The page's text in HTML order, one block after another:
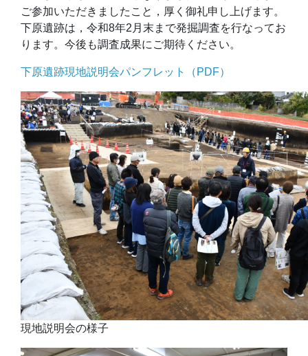
ご参加いただきましたこと，厚く御礼申し上げます。
下原遺跡は，令和8年2月末まで発掘調査を行なってお
ります。今後も調査成果にご期待ください。
下原遺跡現地説明会パンフレット（PDF）
現地説明会の様子